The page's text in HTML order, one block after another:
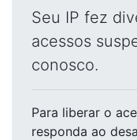
Seu IP fez
acessos
conosco.
Para liberar o
responda ao